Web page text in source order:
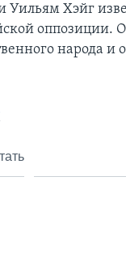
Хэйг
оппозиции.
народа и